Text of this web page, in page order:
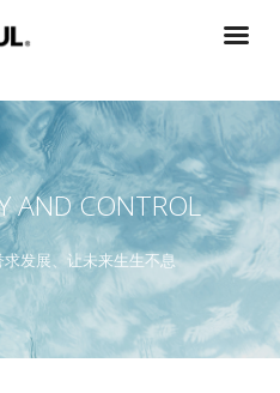
AND CONTROL
发展、让未来生生不息